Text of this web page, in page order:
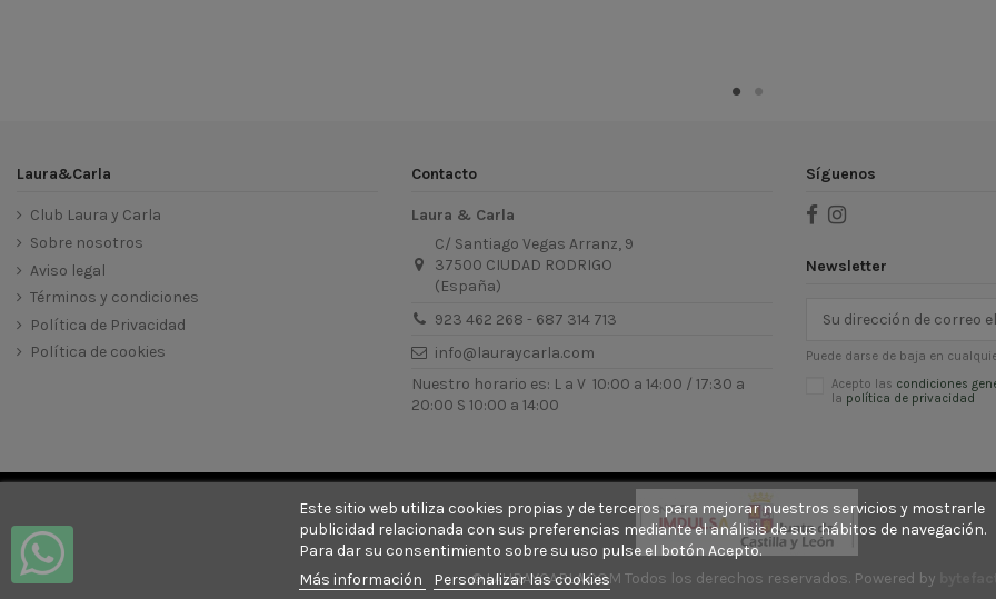
Laura&Carla
Club Laura y Carla
Sobre nosotros
Aviso legal
Términos y condiciones
Política de Privacidad
Política de cookies
Contacto
Laura & Carla
C/ Santiago Vegas Arranz, 9
37500 CIUDAD RODRIGO
(España)
923 462 268 - 687 314 713
info@lauraycarla.com
Nuestro horario es: L a V 10:00 a 14:00 / 17:30 a
20:00 S 10:00 a 14:00
Este sitio web utiliza cookies propias y de terceros para mejorar nuestros servicios y mostrarle
publicidad relacionada con sus preferencias mediante el análisis de sus hábitos de navegación.
Para dar su consentimiento sobre su uso pulse el botón Acepto.
Más información
Personalizar las cookies
Síguenos
Newsletter
Puede darse de baja en
Acepto las condiciones
la política de privacidad
© LAURAYCARLA.COM Todos los derechos reservados. Powered by